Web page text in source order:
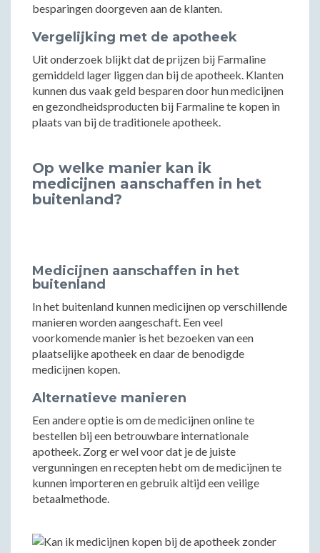
besparingen doorgeven aan de klanten.
Vergelijking met de apotheek
Uit onderzoek blijkt dat de prijzen bij Farmaline
gemiddeld lager liggen dan bij de apotheek. Klanten
kunnen dus vaak geld besparen door hun medicijnen
en gezondheidsproducten bij Farmaline te kopen in
plaats van bij de traditionele apotheek.
Op welke manier kan ik
medicijnen aanschaffen in het
buitenland?
Medicijnen aanschaffen in het
buitenland
In het buitenland kunnen medicijnen op verschillende
manieren worden aangeschaft. Een veel
voorkomende manier is het bezoeken van een
plaatselijke apotheek en daar de benodigde
medicijnen kopen.
Alternatieve manieren
Een andere optie is om de medicijnen online te
bestellen bij een betrouwbare internationale
apotheek. Zorg er wel voor dat je de juiste
vergunningen en recepten hebt om de medicijnen te
kunnen importeren en gebruik altijd een veilige
betaalmethode.